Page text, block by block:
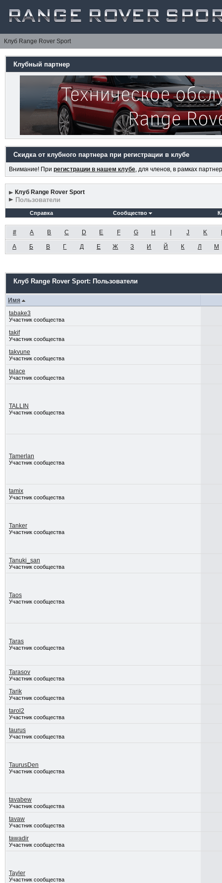
Клуб Range Rover Sport
Клубный партнер
Скидка от клубного партнера при регистрации в клубе
Внимание! При регистрации в нашем клубе, для членов, в рамках
Клуб Range Rover Sport
Пользователи
Справка Сообщество
# A B C D E F G H J K
А Б В Г Д Е Ж З И Й К Л М
Клуб Range Rover Sport: Пользователи
Имя
tabake3
Участник сообщества
takif
Участник сообщества
takvune
Участник сообщества
talace
Участник сообщества
TALLIN
Участник сообщества
Tamerlan
Участник сообщества
tamix
Участник сообщества
Tanker
Участник сообщества
Tanuki_san
Участник сообщества
Taos
Участник сообщества
Taras
Участник сообщества
Tarasov
Участник сообщества
Tarik
Участник сообщества
tarol2
Участник сообщества
taurus
Участник сообщества
TaurusDen
Участник сообщества
tavabew
Участник сообщества
tavaw
Участник сообщества
tawadir
Участник сообщества
Tayler
Участник сообщества